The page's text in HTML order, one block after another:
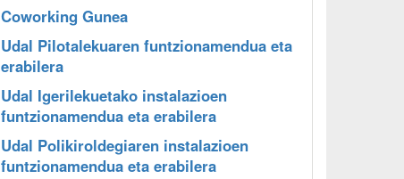
Coworking Gunea
Udal Pilotalekuaren funtzionamendua eta
erabilera
Udal Igerilekuetako instalazioen
funtzionamendua eta erabilera
Udal Polikiroldegiaren instalazioen
funtzionamendua eta erabilera